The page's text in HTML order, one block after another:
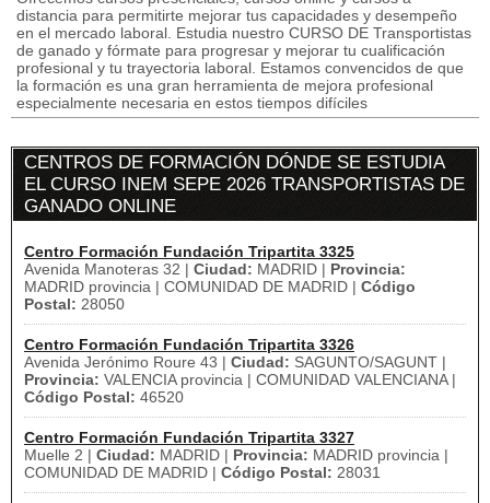
distancia para permitirte mejorar tus capacidades y desempeño
en el mercado laboral. Estudia nuestro CURSO DE Transportistas
de ganado y fórmate para progresar y mejorar tu cualificación
profesional y tu trayectoria laboral. Estamos convencidos de que
la formación es una gran herramienta de mejora profesional
especialmente necesaria en estos tiempos difíciles
CENTROS DE FORMACIÓN DÓNDE SE ESTUDIA
EL CURSO INEM SEPE 2026 TRANSPORTISTAS DE
GANADO ONLINE
Centro Formación Fundación Tripartita 3325
Avenida Manoteras 32 | Ciudad: MADRID | Provincia:
MADRID provincia | COMUNIDAD DE MADRID | Código
Postal: 28050
Centro Formación Fundación Tripartita 3326
Avenida Jerónimo Roure 43 | Ciudad: SAGUNTO/SAGUNT |
Provincia: VALENCIA provincia | COMUNIDAD VALENCIANA |
Código Postal: 46520
Centro Formación Fundación Tripartita 3327
Muelle 2 | Ciudad: MADRID | Provincia: MADRID provincia |
COMUNIDAD DE MADRID | Código Postal: 28031